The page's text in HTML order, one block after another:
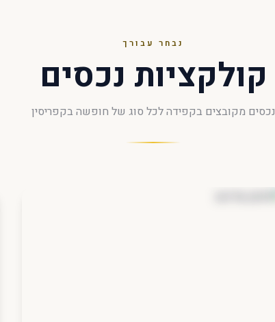
נבחר עבורך
קולקציות נכסים
נכסים מקובצים בקפידה לכל סוג של חופשה בקפריסין